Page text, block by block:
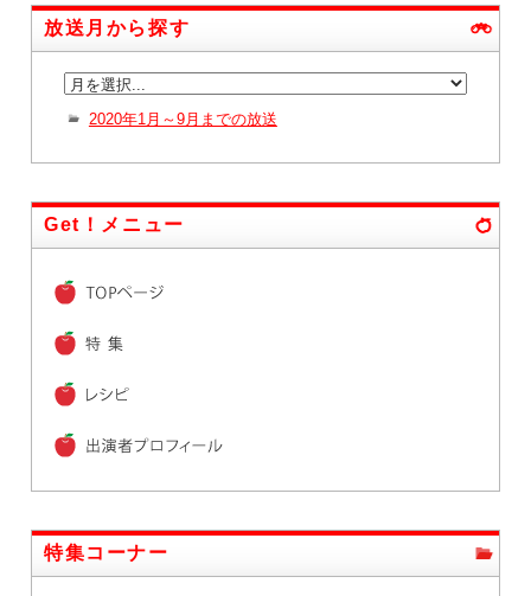
放送月から探す
2020年1月～9月までの放送
Get！メニュー
特集コーナー